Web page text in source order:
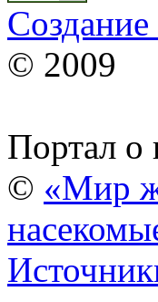
Создание
© 2009
Портал о
© «Мир